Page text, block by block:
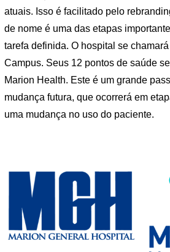
atuais. Isso é facilitado pelo
de nome é uma das etapas
tarefa definida. O hospital se
Campus. Seus 12 pontos de saúde
Marion Health. Este é um grande
mudança futura, que ocorrerá em
uma mudança no uso do paciente.